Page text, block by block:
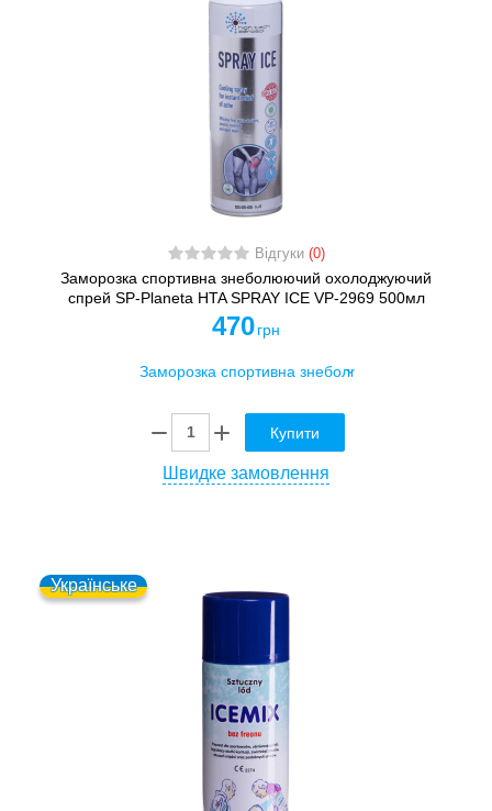
Відгуки (0)
Заморозка спортивна знеболюючий охолоджуючий
спрей SP-Planeta HTA SPRAY ICE VP-2969 500мл
470 грн
Купити
Швидке замовлення
Українське